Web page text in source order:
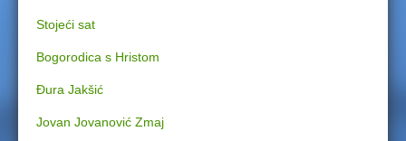
a
r
e
h
Stojeći sat
Bogorodica s Hristom
Đura Jakšić
Jovan Jovanović Zmaj